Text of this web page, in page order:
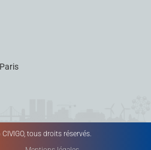
tous droits réservés.